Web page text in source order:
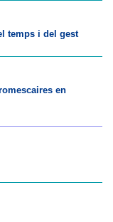
temps i del gest
en